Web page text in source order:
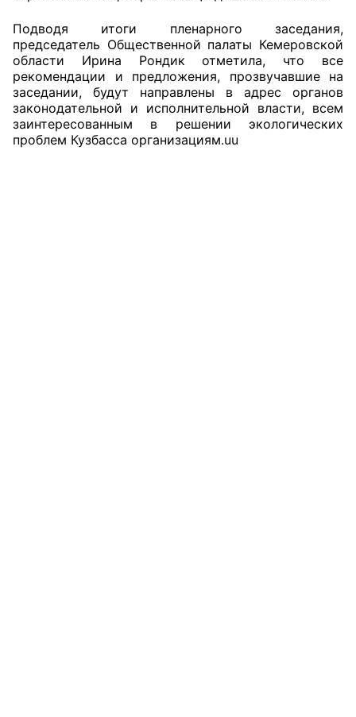
Подводя итоги пленарного заседания,
председатель Общественной палаты Кемеровской
области Ирина Рондик отметила, что все
рекомендации и предложения, прозвучавшие на
заседании, будут направлены в адрес органов
законодательной и исполнительной власти, всем
заинтересованным в решении экологических
проблем Кузбасса организациям.uu